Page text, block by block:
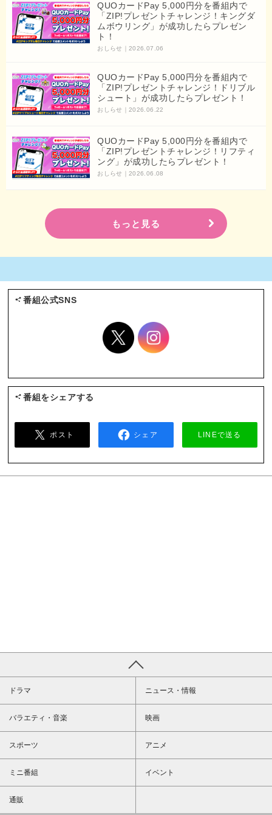
QUOカードPay 5,000円分を番組内で
「ZIP!プレゼントチャレンジ！キングダ
ムボウリング」が成功したらプレゼン
ト！
おしらせ 2026.07.06
QUOカードPay 5,000円分を番組内で
「ZIP!プレゼントチャレンジ！ドリブル
シュート」が成功したらプレゼント！
おしらせ 2026.06.22
QUOカードPay 5,000円分を番組内で
「ZIP!プレゼントチャレンジ！リフティ
ング」が成功したらプレゼント！
おしらせ 2026.06.08
もっと見る
番組公式SNS
番組をシェアする
ポスト シェア LINEで送る
ドラマ ニュース・情報
バラエティ・音楽 映画
スポーツ アニメ
ミニ番組 イベント
通販